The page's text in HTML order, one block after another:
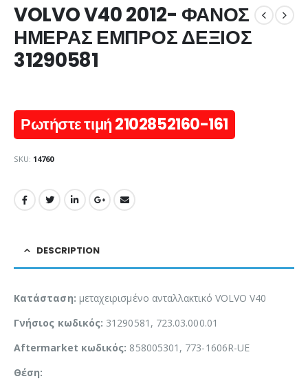
VOLVO V40 2012- ΦΑΝΟΣ
ΗΜΕΡΑΣ ΕΜΠΡΟΣ ΔΕΞΙΟΣ
31290581
Ρωτήστε τιμή 2102852160-161
SKU: 14760
DESCRIPTION
Κατάσταση: μεταχειρισμένο ανταλλακτικό VOLVO V40
Γνήσιος κωδικός: 31290581, 723.03.000.01
Aftermarket κωδικός: 858005301, 773-1606R-UE
Θέση: